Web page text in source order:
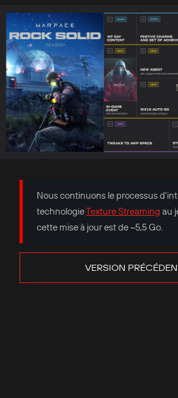
Nous continuons le processus
technologieTexture Streaming au
cette mise à jour est de ~5,5 Go.
VERSION